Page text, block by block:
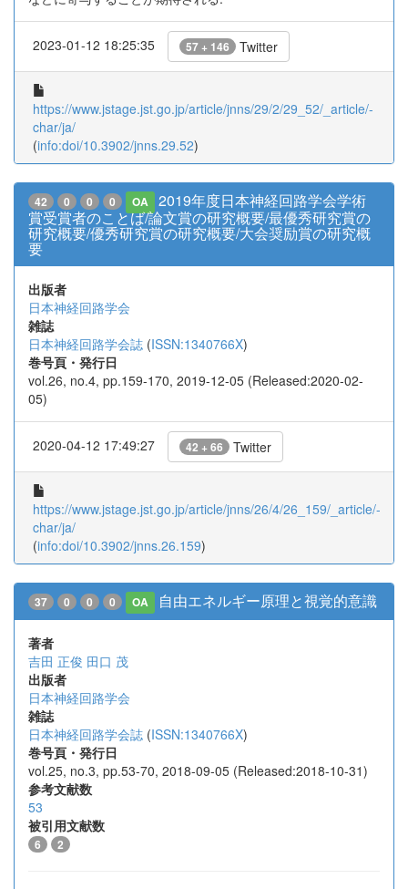
2023-01-12 18:25:35 57 + 146 Twitter
https://www.jstage.jst.go.jp/article/jnns/29/2/29_52/_article/-
char/ja/
(info:doi/10.3902/jnns.29.52)
42 0 0 0 OA
2019年度日本神経回路学会学術
賞受賞者のことば/論文賞の研究概要/最優秀研究賞の
研究概要/優秀研究賞の研究概要/大会奨励賞の研究概
要
出版者
日本神経回路学会
雑誌
日本神経回路学会誌 (ISSN:1340766X)
巻号頁・発行日
vol.26, no.4, pp.159-170, 2019-12-05 (Released:2020-02-
05)
2020-04-12 17:49:27 42 + 66 Twitter
https://www.jstage.jst.go.jp/article/jnns/26/4/26_159/_article/-
char/ja/
(info:doi/10.3902/jnns.26.159)
37 0 0 0 OA 自由エネルギー原理と視覚的意識
著者
吉田 正俊 田口 茂
出版者
日本神経回路学会
雑誌
日本神経回路学会誌 (ISSN:1340766X)
巻号頁・発行日
vol.25, no.3, pp.53-70, 2018-09-05 (Released:2018-10-31)
参考文献数
53
被引用文献数
6 2